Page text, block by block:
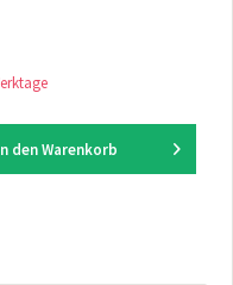
den Warenkorb